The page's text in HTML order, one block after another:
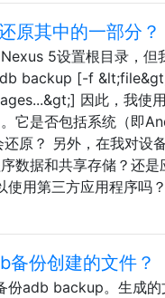
原其中的一部分？
5设置根目录，
backup [-f
因此，我使
它是否包括系统（即
原？ 另外，在我对设
数据和共享存储？还
用第三方应用程序吗
备份创建的文件？
份adb backup。生成